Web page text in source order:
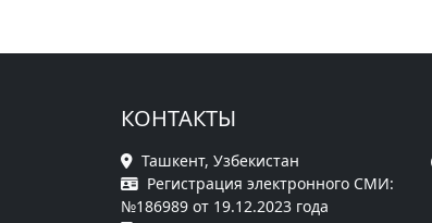
КОНТАКТЫ
Ташкент, Узбекистан
Регистрация электронного СМИ:
№186989 от 19.12.2023 года